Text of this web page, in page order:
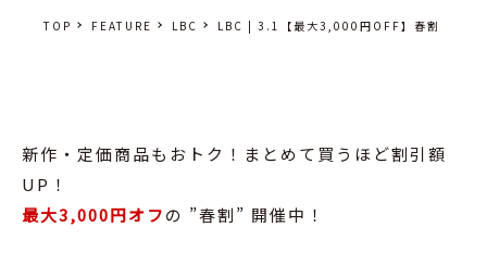
TOP FEATURE LBC LBC | 3.1【最大3,000円OFF】春割
新作・定価商品もおトク！まとめて買うほど割引額
UP！
最大3,000円オフの ”春割” 開催中！